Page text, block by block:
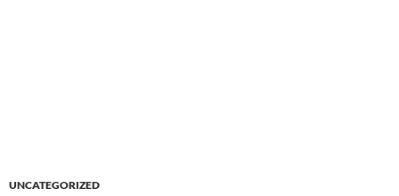
UNCATEGORIZED